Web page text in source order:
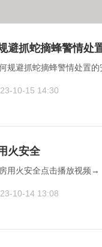
避抓蛇摘蜂警情处
规避抓蛇摘蜂警情处置
10-15 14:30
火安全
用火安全点击播放视频→
10-14 13:08